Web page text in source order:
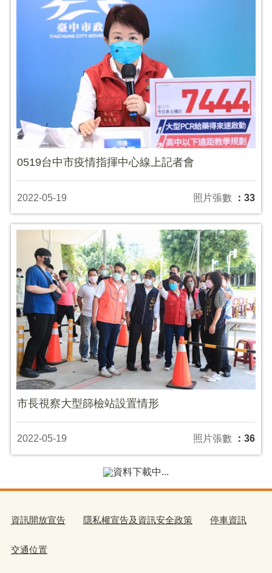
0519台中市疫情指揮中心線上記者會
2022-05-19 照片張數 ：33
市長視察大型篩檢站設置情形
2022-05-19 照片張數 ：36
2022-05-18 照片張數：16